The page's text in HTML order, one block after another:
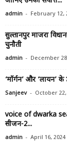
admin - February 12,
सुल्तानपुर माजरा
चुनौती
admin - December
‘मॉर्गन’ और ‘लायन’
Sanjeev - October 22,
voice of dwarka
सीजन-2...
admin - April 16, 2024